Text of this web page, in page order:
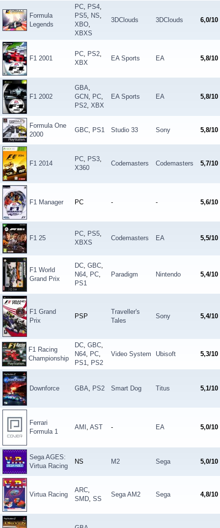
Formula
Legends
PC, PS4,
PS5, NS,
XBO,
XBXS
3DClouds 3DClouds 6,0/10
F1 2001
PC, PS2,
XBX
EA Sports EA 5,8/10
F1 2002
GBA,
GCN, PC,
PS2, XBX
EA Sports EA 5,8/10
Formula One
2000
GBC, PS1 Studio 33 Sony 5,8/10
F1 2014
PC, PS3,
X360
Codemasters Codemasters 5,7/10
F1 Manager PC - - 5,6/10
F1 25
PC, PS5,
XBXS
Codemasters EA 5,5/10
F1 World
Grand Prix
DC, GBC,
N64, PC,
PS1
Paradigm Nintendo 5,4/10
F1 Grand
Prix
PSP
Traveller's
Tales
Sony 5,4/10
F1 Racing
Championship
DC, GBC,
N64, PC,
PS1, PS2
Video System Ubisoft 5,3/10
Downforce GBA, PS2 Smart Dog Titus 5,1/10
Ferrari
Formula 1
AMI , AST - EA 5,0/10
Sega AGES:
Virtua Racing
NS M2 Sega 5,0/10
Virtua Racing
ARC,
SMD, SS
Sega AM2 Sega 4,8/10